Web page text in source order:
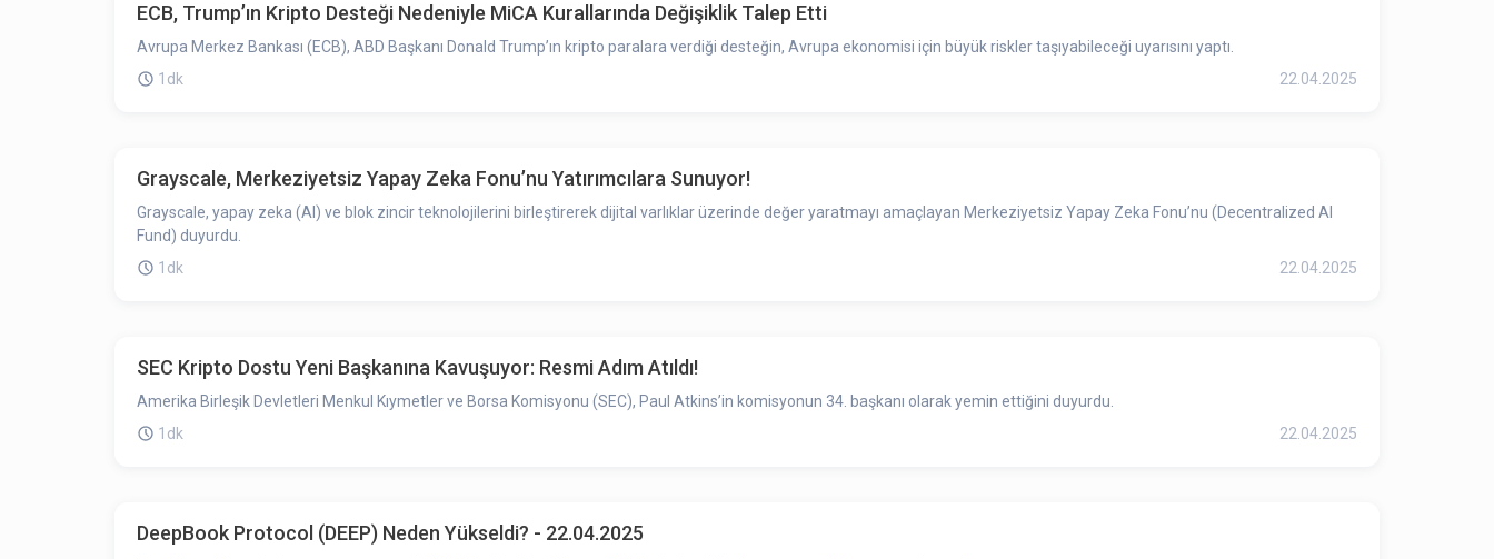
ECB, Trump’ın Kripto Desteği Nedeniyle MiCA Kurallarında Değişiklik Talep Etti
Avrupa Merkez Bankası (ECB), ABD Başkanı Donald Trump’ın kripto paralara verdiği desteğin, Avrupa ekonomisi için büyük riskler taşıyabileceği uyarısını yaptı.
1dk
22.04.2025
Grayscale, Merkeziyetsiz Yapay Zeka Fonu’nu Yatırımcılara Sunuyor!
Grayscale, yapay zeka (AI) ve blok zincir teknolojilerini birleştirerek dijital varlıklar üzerinde değer yaratmayı amaçlayan Merkeziyetsiz Yapay Zeka Fonu’nu (Decentralized AI
Fund) duyurdu.
1dk
22.04.2025
SEC Kripto Dostu Yeni Başkanına Kavuşuyor: Resmi Adım Atıldı!
Amerika Birleşik Devletleri Menkul Kıymetler ve Borsa Komisyonu (SEC), Paul Atkins’in komisyonun 34. başkanı olarak yemin ettiğini duyurdu.
1dk
22.04.2025
DeepBook Protocol (DEEP) Neden Yükseldi? - 22.04.2025